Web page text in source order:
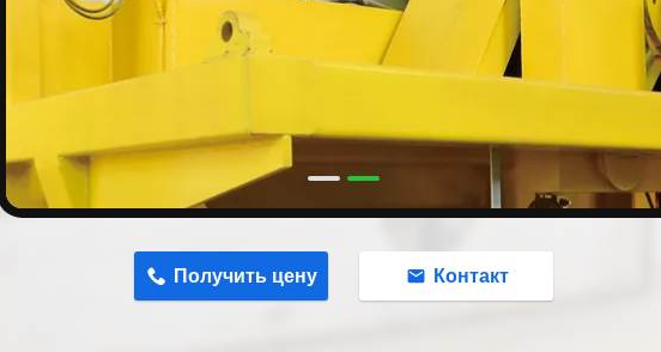
Получить цену Контакт